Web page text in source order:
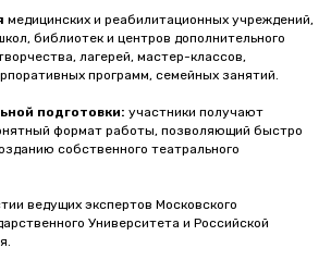
медицинских и реабилитационных учреждений,
библиотек и центров дополнительного
лагерей, мастер-классов,
программ, семейных занятий.
подготовки: участники получают
формат работы, позволяющий быстро
собственного театрального
ведущих экспертов Московского
Университета и Российской